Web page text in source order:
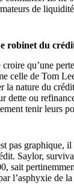
de
robinet du
qu’une
celle de Tom
la nature du
dette ou
tenir leurs
pas graphique,
Saylor,
sait
l’asphyxie de